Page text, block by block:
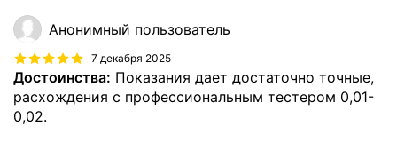
Анонимный пользователь
7 декабря 2025
Достоинства: Показания дает достаточно точные,
расхождения с профессиональным тестером 0,01-
0,02.